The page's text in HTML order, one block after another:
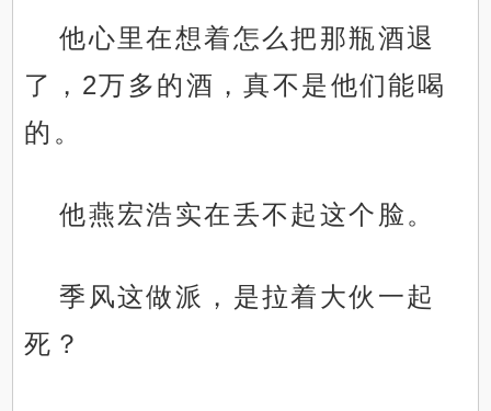
他心里在想着怎么把那瓶酒退
了，2万多的酒，真不是他们能喝
的。
他燕宏浩实在丢不起这个脸。
季风这做派，是拉着大伙一起
死？